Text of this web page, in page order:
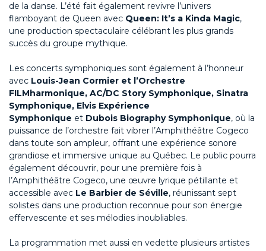
de la danse. L’été fait également revivre l’univers
flamboyant de Queen avec Queen: It’s a Kinda Magic,
une production spectaculaire célébrant les plus grands
succès du groupe mythique.
Les concerts symphoniques sont également à l’honneur
avec Louis-Jean Cormier et l’Orchestre
FILMharmonique, AC/DC Story Symphonique, Sinatra
Symphonique, Elvis Expérience
Symphonique et Dubois Biography Symphonique, où la
puissance de l’orchestre fait vibrer l’Amphithéâtre Cogeco
dans toute son ampleur, offrant une expérience sonore
grandiose et immersive unique au Québec. Le public pourra
également découvrir, pour une première fois à
l’Amphithéâtre Cogeco, une œuvre lyrique pétillante et
accessible avec Le Barbier de Séville, réunissant sept
solistes dans une production reconnue pour son énergie
effervescente et ses mélodies inoubliables.
La programmation met aussi en vedette plusieurs artistes